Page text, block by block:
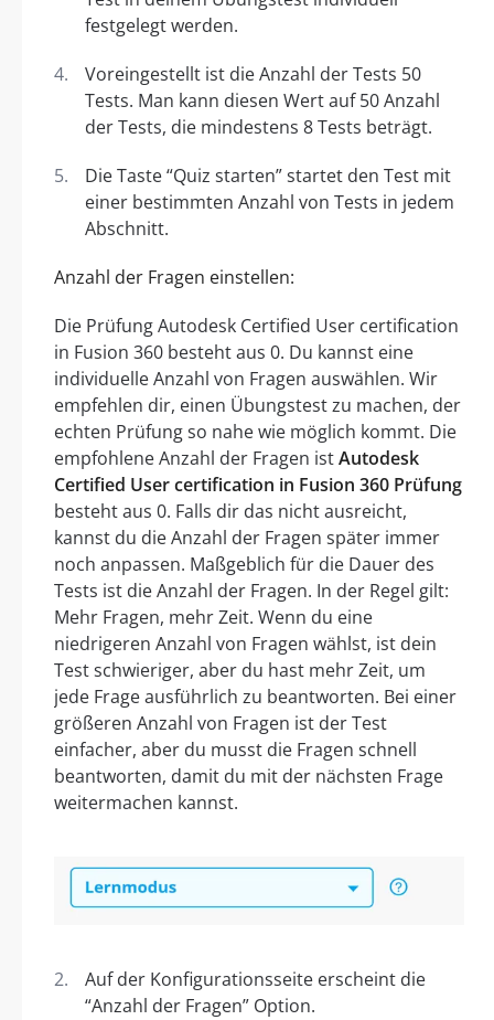
festgelegt werden.
Voreingestellt ist die Anzahl der Tests 50
Tests. Man kann diesen Wert auf 50 Anzahl
der Tests, die mindestens 8 Tests beträgt.
Die Taste “Quiz starten” startet den Test mit
einer bestimmten Anzahl von Tests in jedem
Abschnitt.
Anzahl der Fragen einstellen:
Die Prüfung Autodesk Certified User certification
in Fusion 360 besteht aus 0. Du kannst eine
individuelle Anzahl von Fragen auswählen. Wir
empfehlen dir, einen Übungstest zu machen, der
echten Prüfung so nahe wie möglich kommt. Die
empfohlene Anzahl der Fragen istAutodesk
Certified User certification in Fusion 360 Prüfung
besteht aus 0. Falls dir das nicht ausreicht,
kannst du die Anzahl der Fragen später immer
noch anpassen. Maßgeblich für die Dauer des
Tests ist die Anzahl der Fragen. In der Regel gilt:
Mehr Fragen, mehr Zeit. Wenn du eine
niedrigeren Anzahl von Fragen wählst, ist dein
Test schwieriger, aber du hast mehr Zeit, um
jede Frage ausführlich zu beantworten. Bei einer
größeren Anzahl von Fragen ist der Test
einfacher, aber du musst die Fragen schnell
beantworten, damit du mit der nächsten Frage
weitermachen kannst.
Auf der Konfigurationsseite erscheint die
“Anzahl der Fragen” Option.